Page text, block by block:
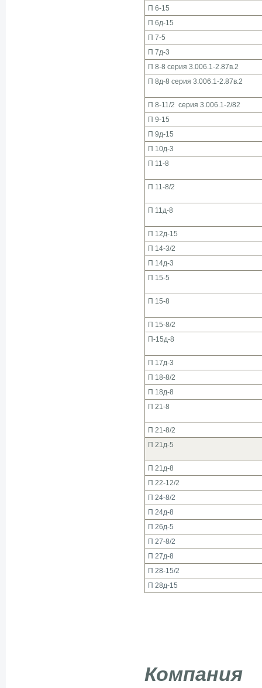
П 6-15
П 6д-15
П 7-5
П 7д-3
П 8-8 серия 3.006.1-2.87в.2
П 8д-8 серия 3.006.1-2.87в.2
П 8-11/2 серия 3.006.1-2/82
П 9-15
П 9д-15
П 10д-3
П 11-8
П 11-8/2
П 11д-8
П 12д-15
П 14-3/2
П 14д-3
П 15-5
П 15-8
П 15-8/2
П-15д-8
П 17д-3
П 18-8/2
П 18д-8
П 21-8
П 21-8/2
П 21д-5
П 21д-8
П 22-12/2
П 24-8/2
П 24д-8
П 26д-5
П 27-8/2
П 27д-8
П 28-15/2
П 28д-15